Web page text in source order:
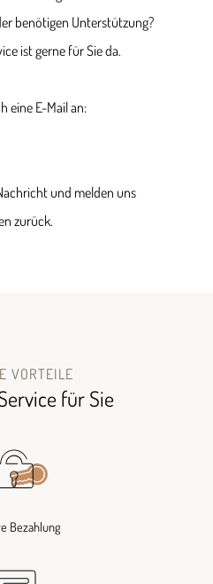
benötigen Unterstützung?
ist gerne für Sie da.
eine E-Mail an:
und melden uns
zurück.
VORTEILE
für Sie
Bezahlung